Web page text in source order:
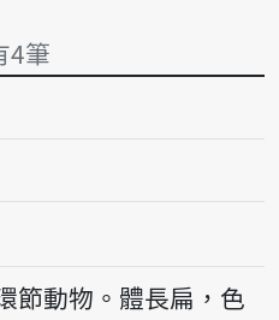
4筆
音讀ngôo-khî
節動物。體長扁，色